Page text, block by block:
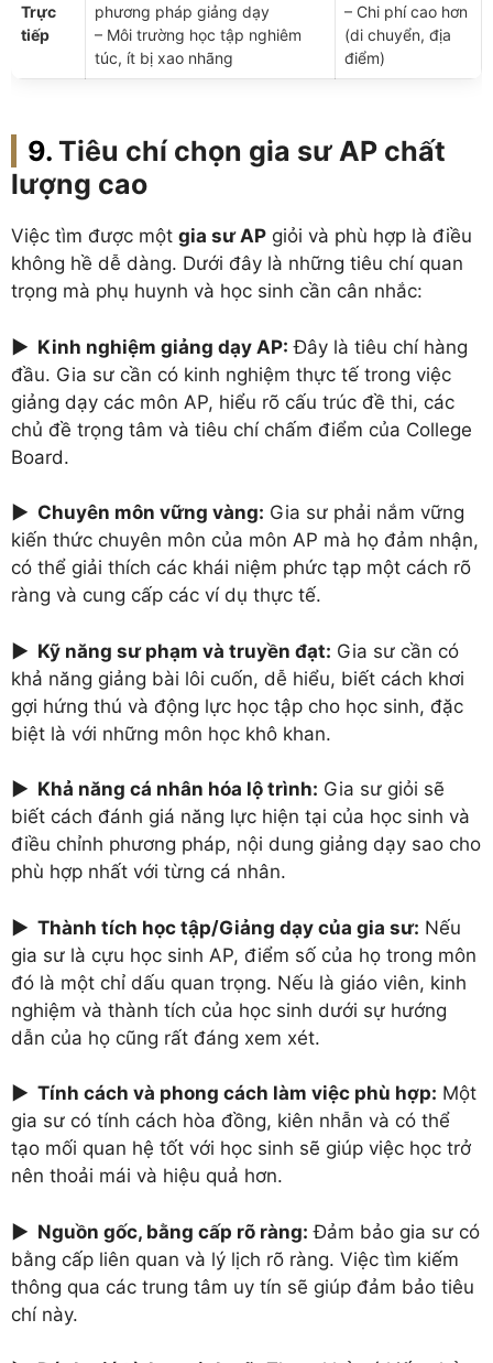
Trực
tiếp
phương pháp giảng dạy
– Môi trường học tập nghiêm
túc, ít bị xao nhãng
– Chi phí cao hơn
(di chuyển, địa
điểm)
Tiêu chí chọn gia sư AP chất
lượng cao
Việc tìm được một gia sư AP giỏi và phù hợp là điều
không hề dễ dàng. Dưới đây là những tiêu chí quan
trọng mà phụ huynh và học sinh cần cân nhắc:
► Kinh nghiệm giảng dạy AP: Đây là tiêu chí hàng
đầu. Gia sư cần có kinh nghiệm thực tế trong việc
giảng dạy các môn AP, hiểu rõ cấu trúc đề thi, các
chủ đề trọng tâm và tiêu chí chấm điểm của College
Board.
► Chuyên môn vững vàng: Gia sư phải nắm vững
kiến thức chuyên môn của môn AP mà họ đảm nhận,
có thể giải thích các khái niệm phức tạp một cách rõ
ràng và cung cấp các ví dụ thực tế.
► Kỹ năng sư phạm và truyền đạt: Gia sư cần có
khả năng giảng bài lôi cuốn, dễ hiểu, biết cách khơi
gợi hứng thú và động lực học tập cho học sinh, đặc
biệt là với những môn học khô khan.
► Khả năng cá nhân hóa lộ trình: Gia sư giỏi sẽ
biết cách đánh giá năng lực hiện tại của học sinh và
điều chỉnh phương pháp, nội dung giảng dạy sao cho
phù hợp nhất với từng cá nhân.
► Thành tích học tập/Giảng dạy của gia sư: Nếu
gia sư là cựu học sinh AP, điểm số của họ trong môn
đó là một chỉ dấu quan trọng. Nếu là giáo viên, kinh
nghiệm và thành tích của học sinh dưới sự hướng
dẫn của họ cũng rất đáng xem xét.
► Tính cách và phong cách làm việc phù hợp: Một
gia sư có tính cách hòa đồng, kiên nhẫn và có thể
tạo mối quan hệ tốt với học sinh sẽ giúp việc học trở
nên thoải mái và hiệu quả hơn.
► Nguồn gốc, bằng cấp rõ ràng: Đảm bảo gia sư có
bằng cấp liên quan và lý lịch rõ ràng. Việc tìm kiếm
thông qua các trung tâm uy tín sẽ giúp đảm bảo tiêu
chí này.